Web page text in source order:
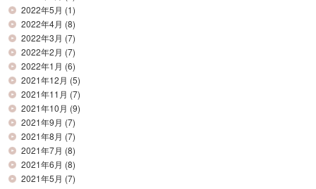
2022年5月 (1)
2022年4月 (8)
2022年3月 (7)
2022年2月 (7)
2022年1月 (6)
2021年12月 (5)
2021年11月 (7)
2021年10月 (9)
2021年9月 (7)
2021年8月 (7)
2021年7月 (8)
2021年6月 (8)
2021年5月 (7)